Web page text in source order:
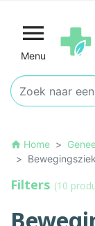

Menu
home Home
Filters (10